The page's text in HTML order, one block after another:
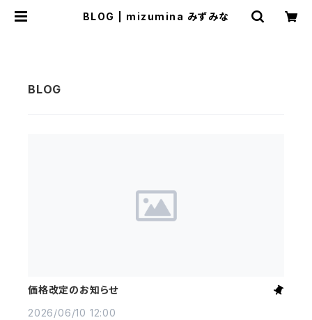
BLOG | mizumina みずみな
価格改定のお知らせ
2026/06/10 12:00